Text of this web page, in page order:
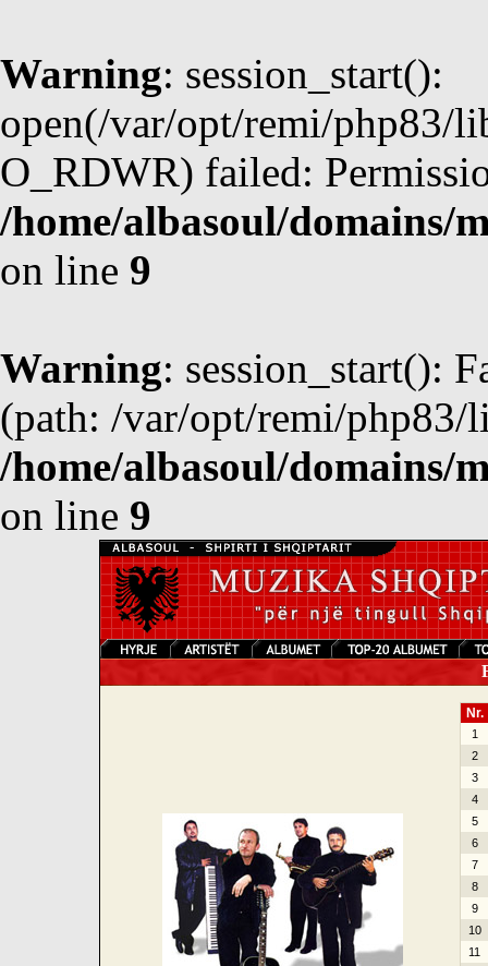
Warning: session_start():
open(/var/opt/remi/php83/
O_RDWR) failed:
/home/albasoul/domains/
on line 9
Warning: session_start():
(path: /var/opt/remi/php83/
/home/albasoul/domains/
on line 9
Nr.
1
2
3
4
5
6
7
8
9
10
11